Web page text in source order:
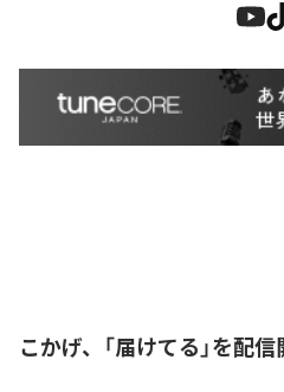
こかげ、「届けてる」を配信